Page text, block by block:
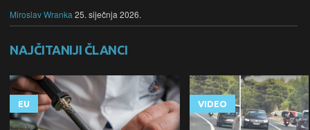
Miroslav Wranka 25. siječnja 2026.
NAJČITANIJI ČLANCI
EU VIDEO